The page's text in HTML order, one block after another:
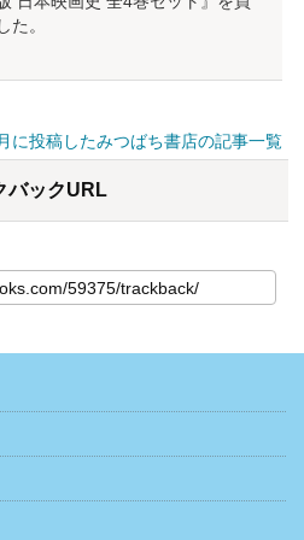
た。
に投稿したみつばち書店の記事一覧
バックURL